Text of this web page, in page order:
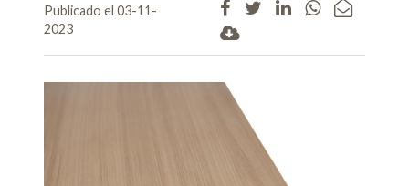
Publicado el 03-11-
2023